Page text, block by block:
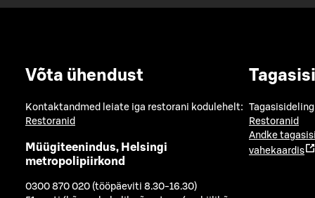
Võta ühendust
Kontaktandmed leiate iga restorani kodulehelt:
Restoranid
Müügiteenindus, Helsingi
metropolipiirkond
0300 870 020 (tööpäeviti 8.30-16.30)
Restoranid
Andke
vahekaardis